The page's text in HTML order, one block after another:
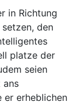
in Richtung
den
platze der
seien
ans
er erheblichen